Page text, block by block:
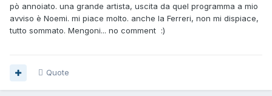
pò annoiato. una grande artista, uscita da quel programma a mio
avviso è Noemi. mi piace molto. anche la Ferreri, non mi dispiace,
tutto sommato. Mengoni... no comment :)
Quote